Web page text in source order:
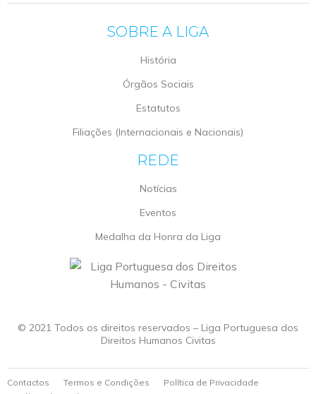
SOBRE A LIGA
História
Órgãos Sociais
Estatutos
Filiações (Internacionais e Nacionais)
REDE
Notícias
Eventos
Medalha da Honra da Liga
© 2021 Todos os direitos reservados – Liga Portuguesa dos
Direitos Humanos Civitas
Contactos Termos e Condições
Política de Privacidade